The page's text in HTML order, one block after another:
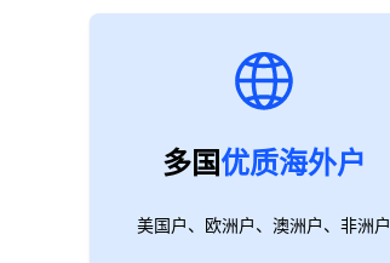
多国优质海外户
美国户、欧洲户、澳洲户、非洲户